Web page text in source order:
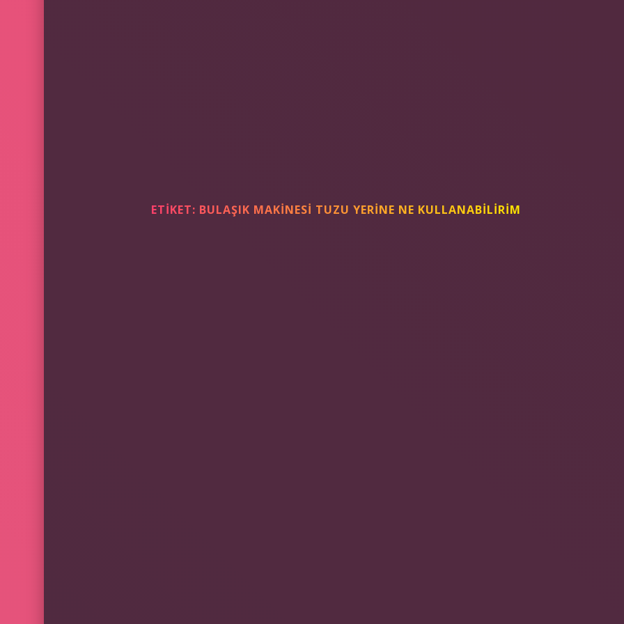
ETIKET: BULAŞIK MAKINESI TUZU YERINE NE KULLANABILIRIM